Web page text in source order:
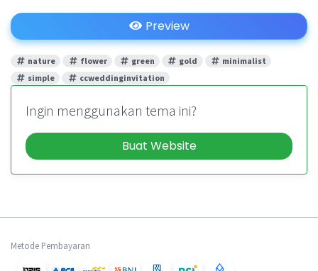
Preview
nature flower green gold
minimalist
simple
ccweddinginvitation
Ingin menggunakan tema ini?
Buat Website
Metode Pembayaran